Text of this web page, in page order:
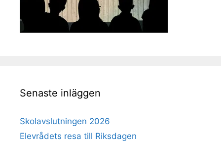
Senaste inläggen
Skolavslutningen 2026
Elevrådets resa till Riksdagen